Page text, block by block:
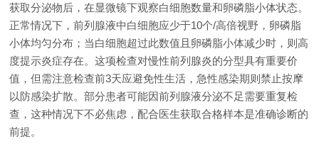
获取分泌物后，在显微镜下观察白细胞数量和卵磷脂小体状态。
正常情况下，前列腺液中白细胞应少于10个/高倍视野，卵磷脂
小体均匀分布；当白细胞超过此数值且卵磷脂小体减少时，则高
度提示炎症存在。这项检查对慢性前列腺炎的分型具有重要价
值，但需注意检查前3天应避免性生活，急性感染期则禁止按摩
以防感染扩散。部分患者可能因前列腺液分泌不足需要重复检
查，这种情况下不必焦虑，配合医生获取合格样本是准确诊断的
前提。